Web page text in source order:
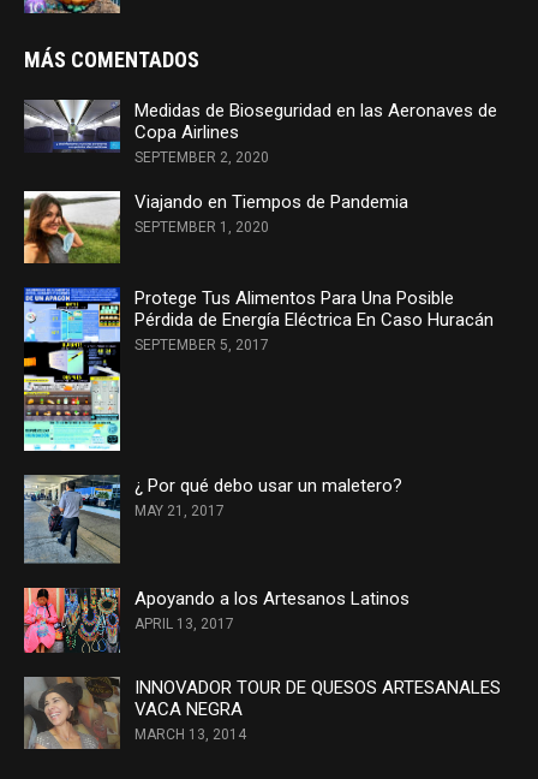
MÁS COMENTADOS
Medidas de Bioseguridad en las Aeronaves de
Copa Airlines
SEPTEMBER 2, 2020
Viajando en Tiempos de Pandemia
SEPTEMBER 1, 2020
Protege Tus Alimentos Para Una Posible
Pérdida de Energía Eléctrica En Caso Huracán
SEPTEMBER 5, 2017
¿ Por qué debo usar un maletero?
MAY 21, 2017
Apoyando a los Artesanos Latinos
APRIL 13, 2017
INNOVADOR TOUR DE QUESOS ARTESANALES
VACA NEGRA
MARCH 13, 2014